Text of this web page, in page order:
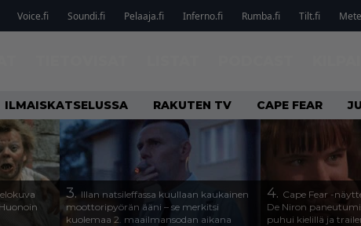
Voice.fi Soundi.fi Pelaaja.fi Inferno.fi Rumba.fi Tilt.fi
ILMAISKATSELUSSA RAKUTEN TV CAPE FEAR
3. Illan natsileffassa kuullaan kaukainen
moottoripyörän ääni – se merkitsi
kuolemaa 2. maailmansodan aikana
4. Cape Fear -
De Niron
puhui kielillä ja